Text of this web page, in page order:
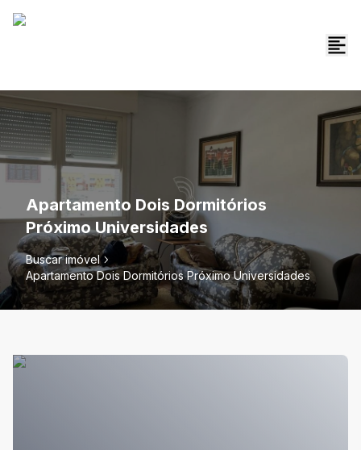
Apartamento Dois Dormitórios
Próximo Universidades
Buscar imóvel
Apartamento Dois Dormitórios Próximo Universidades